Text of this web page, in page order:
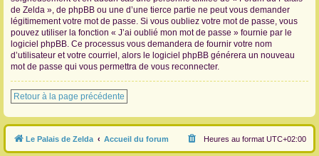
de Zelda », de phpBB ou une d’une tierce partie ne peut vous demander
légitimement votre mot de passe. Si vous oubliez votre mot de passe, vous
pouvez utiliser la fonction « J’ai oublié mon mot de passe » fournie par le
logiciel phpBB. Ce processus vous demandera de fournir votre nom
d’utilisateur et votre courriel, alors le logiciel phpBB générera un nouveau
mot de passe qui vous permettra de vous reconnecter.
Retour à la page précédente
Le Palais de Zelda Accueil du forum Heures au format UTC+02:00